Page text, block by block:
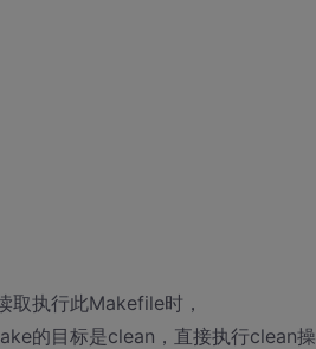
取执行此Makefile时，
的目标是clean，直接执行clean操